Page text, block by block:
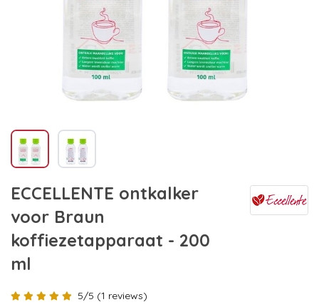
ECCELLENTE ontkalker
voor Braun
koffiezetapparaat - 200
ml
5/5 (1 reviews)